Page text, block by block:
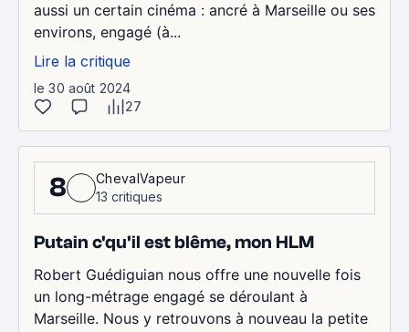
aussi un certain cinéma : ancré à Marseille ou ses
environs, engagé (à...
Lire la critique
le 30 août 2024
27
8
ChevalVapeur
13 critiques
Putain c'qu'il est blême, mon HLM
Robert Guédiguian nous offre une nouvelle fois
un long-métrage engagé se déroulant à
Marseille. Nous y retrouvons à nouveau la petite